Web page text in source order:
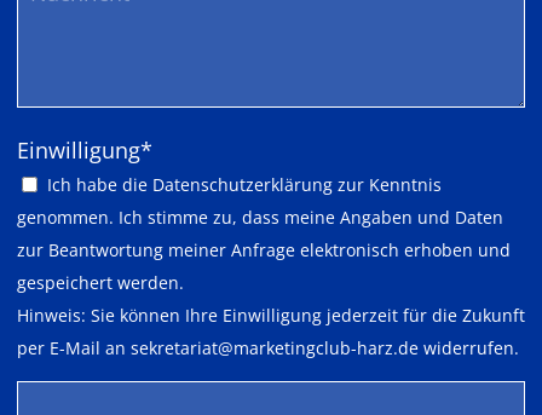
Pflichtfeld
Einwilligung*
Ich habe die Datenschutzerklärung zur Kenntnis
genommen. Ich stimme zu, dass meine Angaben und Daten
zur Beantwortung meiner Anfrage elektronisch erhoben und
gespeichert werden.
Hinweis: Sie können Ihre Einwilligung jederzeit für die Zukunft
per E-Mail an sekretariat@marketingclub-harz.de widerrufen.